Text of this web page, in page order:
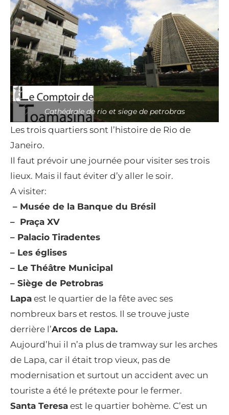
Cathédrale de rio et siege de petrobras
Les trois quartiers sont l’histoire de Rio de
Janeiro.
Il faut prévoir une journée pour visiter ses trois
lieux. Mais il faut éviter d’y aller le soir.
A visiter:
– Musée de la Banque du Brésil
– Praça XV
– Palacio Tiradentes
– Les églises
– Le Théâtre Municipal
– Siège de Petrobras
Lapa est le quartier de la fête avec ses
nombreux bars et restos. Il se trouve juste
derrière l’Arcos de Lapa.
Aujourd’hui il n’a plus de tramway sur les arches
de Lapa, car il était trop vieux, pas de
modernisation et surtout un accident avec un
touriste a été le prétexte pour le fermer.
Santa Teresa est le quartier bohème. C’est un